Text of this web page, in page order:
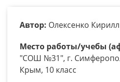
Автор: Олексенко
Место работы/учебы
"СОШ №31", г.
Крым, 10 класс